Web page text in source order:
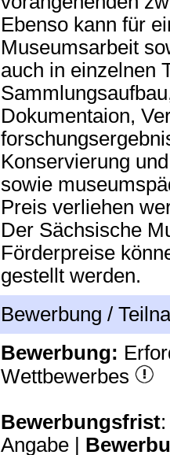
Ebenso kann für
Museumsarbeit
auch in einzelnen
Dokumentaion,
Konservierung
sowie
Preis verliehen
Der Sächsische
Förderpreise
gestellt werden.
Bewerbung /
Bewerbung:
Wettbewerbes
Bewerbungsfrist
Angabe |